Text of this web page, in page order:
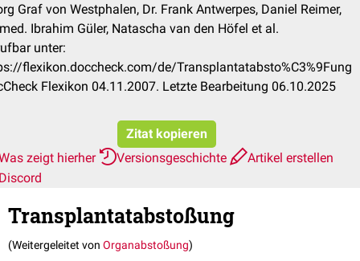
Graf von Westphalen, Dr. Frank Antwerpes, Daniel Reimer,
Ibrahim Güler, Natascha van den Höfel et al.
unter:
flexikon.doccheck.com/de/Transplantatabsto%C3%9Fung
Flexikon 04.11.2007. Letzte Bearbeitung 06.10.2025
Zitat kopieren
zeigt hierher
Versionsgeschichte
Artikel erstellen
Transplantatabstoßung
(Weitergeleitet von Organabstoßung)